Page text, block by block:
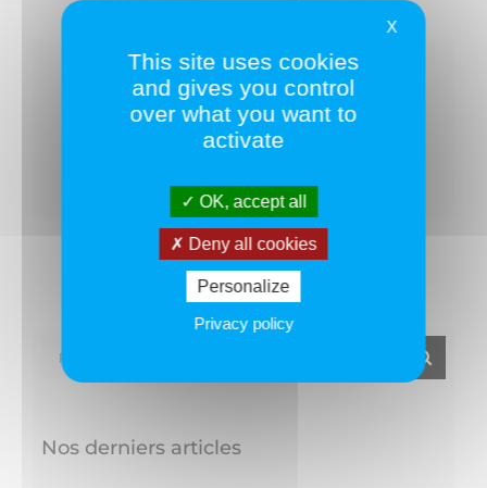
Partagez ce texte !
Rechercher:
Nos derniers articles
X
This site uses cookies
and gives you control
over what you want to
activate
OK, accept all
Deny all cookies
Personalize
Privacy policy